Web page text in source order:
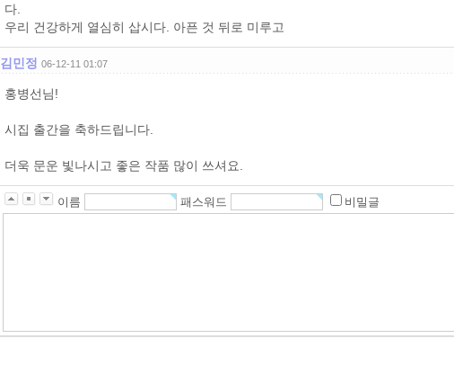
다.
우리 건강하게 열심히 삽시다. 아픈 것 뒤로 미루고
김민정 06-12-11 01:07
홍병선님!
시집 출간을 축하드립니다.
더욱 문운 빛나시고 좋은 작품 많이 쓰셔요.
이름 패스워드 비밀글